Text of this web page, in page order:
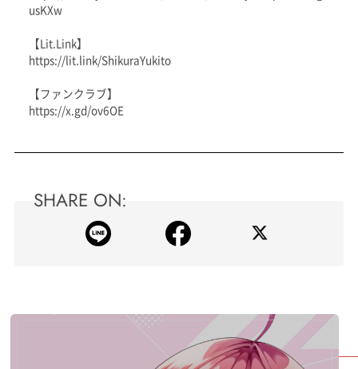
usKXw
【Lit.Link】
https://lit.link/ShikuraYukito
【ファンクラブ】
https://x.gd/ov6OE
SHARE ON: